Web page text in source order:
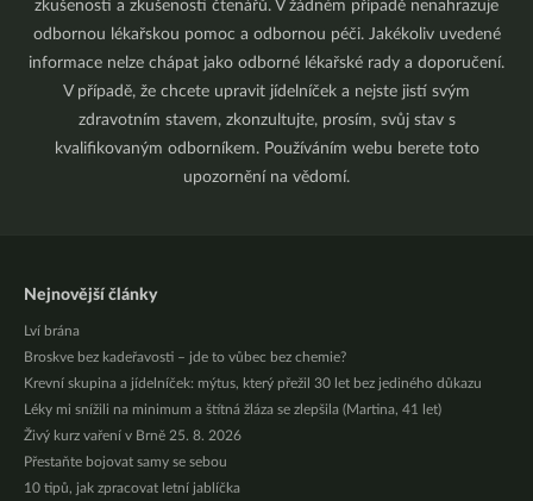
zkušenosti a zkušenosti čtenářů. V žádném případě nenahrazuje
odbornou lékařskou pomoc a odbornou péči. Jakékoliv uvedené
informace nelze chápat jako odborné lékařské rady a doporučení.
V případě, že chcete upravit jídelníček a nejste jistí svým
zdravotním stavem, zkonzultujte, prosím, svůj stav s
kvalifikovaným odborníkem. Používáním webu berete toto
upozornění na vědomí.
Nejnovější články
Lví brána
Broskve bez kadeřavosti – jde to vůbec bez chemie?
Krevní skupina a jídelníček: mýtus, který přežil 30 let bez jediného důkazu
Léky mi snížili na minimum a štítná žláza se zlepšila (Martina, 41 let)
Živý kurz vaření v Brně 25. 8. 2026
Přestaňte bojovat samy se sebou
10 tipů, jak zpracovat letní jablíčka